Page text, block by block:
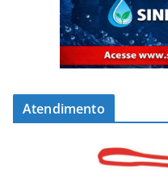
Atendimento